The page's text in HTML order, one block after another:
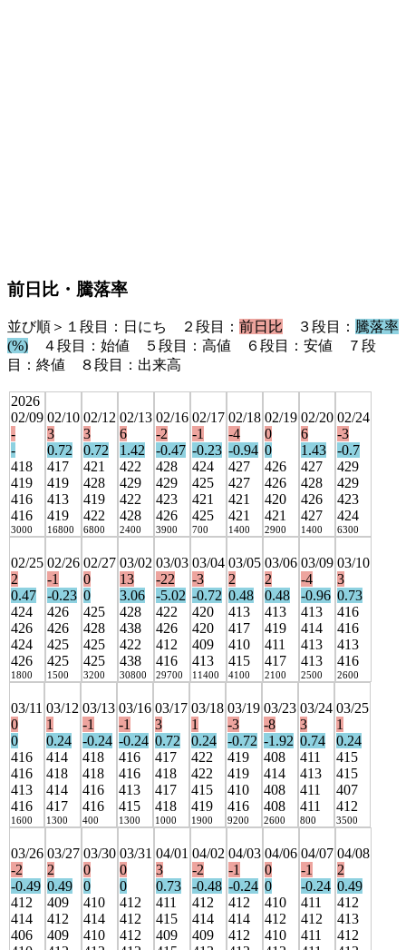
前日比・騰落率
並び順＞１段目：日にち ２段目： 前日比 ３段目： 騰落率
(%) ４段目：始値 ５段目：高値 ６段目：安値 ７段
目：終値 ８段目：出来高
2026
02/09
-
-
418
419
416
416
3000
02/10
3
0.72
417
419
413
419
16800
02/12
3
0.72
421
428
419
422
6800
02/13
6
1.42
422
429
422
428
2400
02/16
-2
-0.47
428
429
423
426
3900
02/17
-1
-0.23
424
425
421
425
700
02/18
-4
-0.94
427
427
421
421
1400
02/19
0
0
426
426
420
421
2900
02/20
6
1.43
427
428
426
427
1400
02/24
-3
-0.7
429
429
423
424
6300
02/25
2
0.47
424
426
424
426
1800
02/26
-1
-0.23
426
426
425
425
1500
02/27
0
0
425
428
425
425
3200
03/02
13
3.06
428
438
422
438
30800
03/03
-22
-5.02
422
426
412
416
29700
03/04
-3
-0.72
420
420
409
413
11400
03/05
2
0.48
413
417
410
415
4100
03/06
2
0.48
413
419
411
417
2100
03/09
-4
-0.96
413
414
413
413
2500
03/10
3
0.73
416
416
413
416
2600
03/11
0
0
416
416
413
416
1600
03/12
1
0.24
414
418
414
417
1300
03/13
-1
-0.24
418
418
416
416
400
03/16
-1
-0.24
416
416
413
415
1300
03/17
3
0.72
417
418
417
418
1000
03/18
1
0.24
422
422
415
419
1900
03/19
-3
-0.72
419
419
410
416
9200
03/23
-8
-1.92
408
414
408
408
2600
03/24
3
0.74
411
413
411
411
800
03/25
1
0.24
415
415
407
412
3500
03/26
-2
-0.49
412
414
406
03/27
2
0.49
409
412
409
03/30
0
0
410
414
410
03/31
0
0
412
412
412
04/01
3
0.73
411
415
409
04/02
-2
-0.48
412
414
409
04/03
-1
-0.24
412
414
412
04/06
0
0
410
412
410
04/07
-1
-0.24
411
412
411
04/08
2
0.49
412
413
412